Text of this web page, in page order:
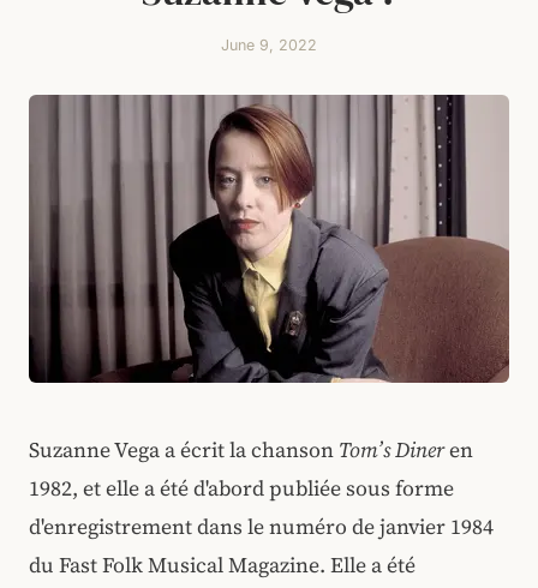
June 9, 2022
Suzanne Vega a écrit la chanson Tom’s Dineren
1982, et elle a été d'abord publiée sous forme
d'enregistrement dans le numéro de janvier 1984
du Fast Folk Musical Magazine. Elle a été